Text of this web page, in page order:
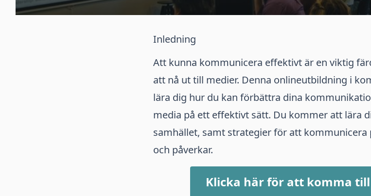
Inledning
Att kunna kommunicera effektivt är en viktig
att nå ut till medier. Denna onlineutbildning i
lära dig hur du kan förbättra dina
media på ett effektivt sätt. Du kommer att lära
samhället, samt strategier för att kommunicera
och påverkar.
Klicka här för att komma